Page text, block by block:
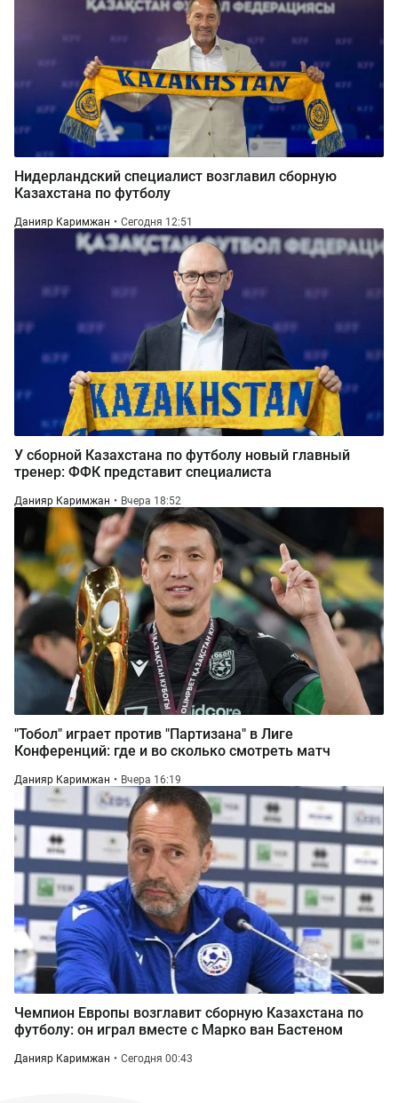
Нидерландский специалист возглавил сборную
Казахстана по футболу
Данияр Каримжан Сегодня 12:51
У сборной Казахстана по футболу новый главный
тренер: ФФК представит специалиста
Данияр Каримжан Вчера 18:52
"Тобол" играет против "Партизана" в Лиге
Конференций: где и во сколько смотреть матч
Данияр Каримжан Вчера 16:19
Чемпион Европы возглавит сборную Казахстана по
футболу: он играл вместе с Марко ван Бастеном
Данияр Каримжан Сегодня 00:43